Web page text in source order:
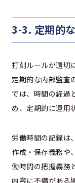
3-3. 定期的
打刻ルールが適切
定期的な内部監査
では、時間の経過
め、定期的に運用
労働時間の記録は
作成・保存義務や
働時間の把握義務
内容に不備がある